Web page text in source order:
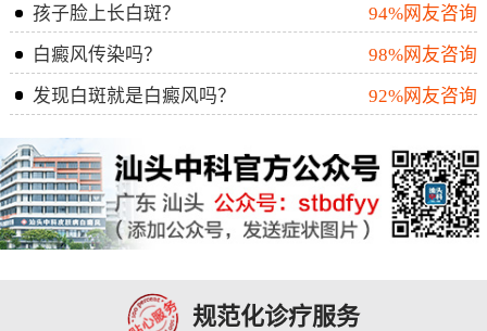
孩子脸上长白斑？
94%网友咨询
白癜风传染吗？
98%网友咨询
发现白斑就是白癜风吗？
92%网友咨询
规范化诊疗服务